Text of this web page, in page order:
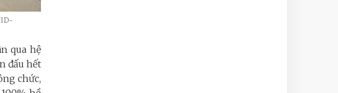
qua hệ
đấu hết
chức,